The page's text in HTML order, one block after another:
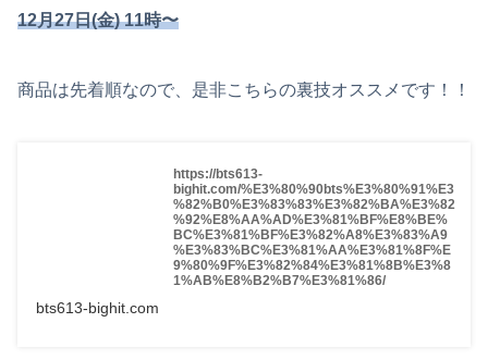
12月27日(金) 11時〜
商品は先着順なので、是非こちらの裏技オススメです！！
https://bts613-
bighit.com/%E3%80%90bts%E3%80%91%E3
%82%B0%E3%83%83%E3%82%BA%E3%82
%92%E8%AA%AD%E3%81%BF%E8%BE%
BC%E3%81%BF%E3%82%A8%E3%83%A9
%E3%83%BC%E3%81%AA%E3%81%8F%E
9%80%9F%E3%82%84%E3%81%8B%E3%8
1%AB%E8%B2%B7%E3%81%86/
bts613-bighit.com